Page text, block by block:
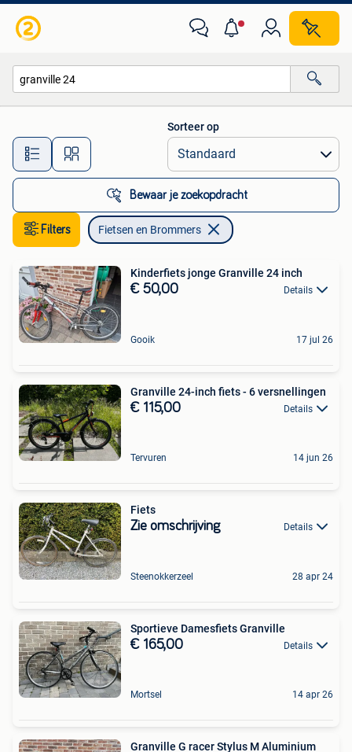
Alle afstanden…
Sorteer op
Bewaar je zoekopdracht
Filters Fietsen en Brommers
Kinderfiets jonge Granville 24 inch
€ 50,00 Details
Gooik 17 jul 26
Granville 24-inch fiets - 6 versnellingen
€ 115,00 Details
Tervuren 14 jun 26
Fiets
Zie omschrijving Details
Steenokkerzeel 28 apr 24
Sportieve Damesfiets Granville
€ 165,00 Details
Mortsel 14 apr 26
Granville G racer Stylus M Aluminium